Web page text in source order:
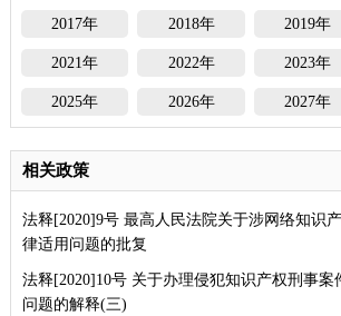
2017年 2018年 2019年
2021年 2022年 2023年
2025年 2026年 2027年
相关政策
法释[2020]9号 最高人民法院关于涉网络知识
律适用问题的批复
法释[2020]10号 关于办理侵犯知识产权刑事案
问题的解释(三)